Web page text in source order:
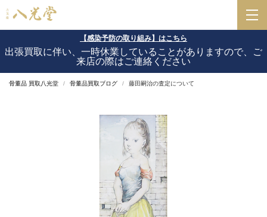
【感染予防の取り組み】はこちら
出張買取に伴い、一時休業していることがありますので、ご
来店の際はご連絡ください
骨董品 買取八光堂 骨董品買取ブログ 藤田嗣治の査定について